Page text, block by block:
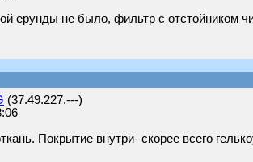
ерунды не было, фильтр с отстойником
(37.49.227.---)
Покрытие внутри- скорее всего